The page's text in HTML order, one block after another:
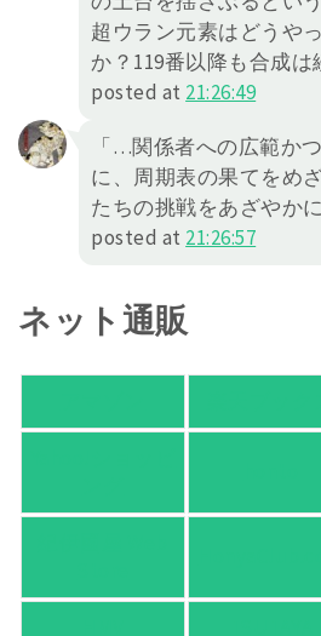
超ウラン元素はどうや
か？119番以降も合成は
posted at 21:26:49
「…関係者への広範か
に、周期表の果てをめ
たちの挑戦をあざやか
posted at 21:26:57
ネット通販